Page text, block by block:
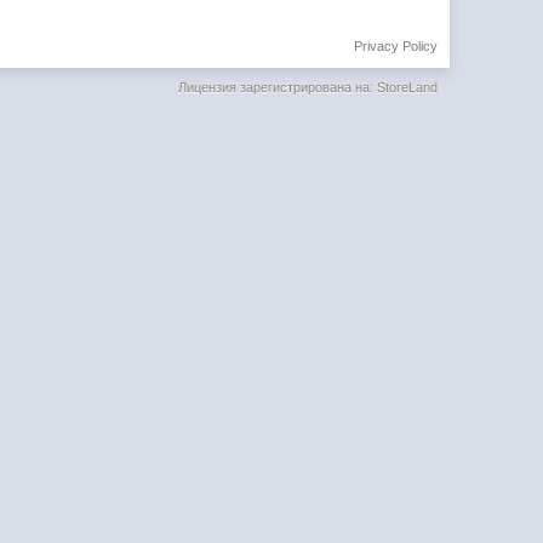
Privacy Policy
Лицензия зарегистрирована на: StoreLand